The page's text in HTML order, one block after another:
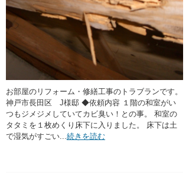
お部屋のリフォーム・修繕工事のトラブランです。
神戸市長田区 J様邸 ◆依頼内容 １階の和室がい
つもジメジメしていてカビ臭い！との事。 和室の
タタミを１枚めくり床下に入りました。 床下は土
で湿気がすごい... 続きを読む